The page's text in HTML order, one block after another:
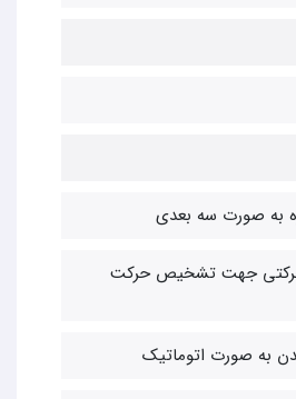
به صورت سه بعدی
جهت تشخیص حرکت
به صورت اتوماتیک